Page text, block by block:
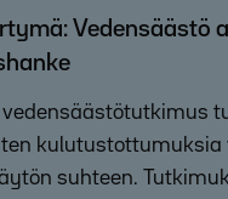
Vedensäästö
vedensäästötutkimus
kulutustottumuksia
suhteen.